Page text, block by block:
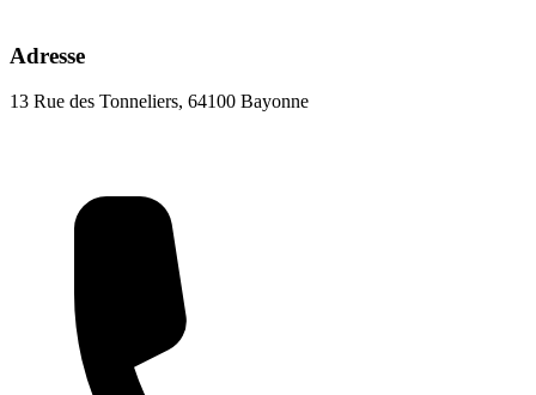
Adresse
13 Rue des Tonneliers, 64100 Bayonne